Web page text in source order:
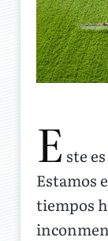
E ste
Estamos
tiempos